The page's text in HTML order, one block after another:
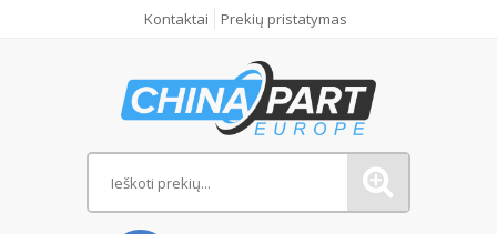
Kontaktai Prekių pristatymas